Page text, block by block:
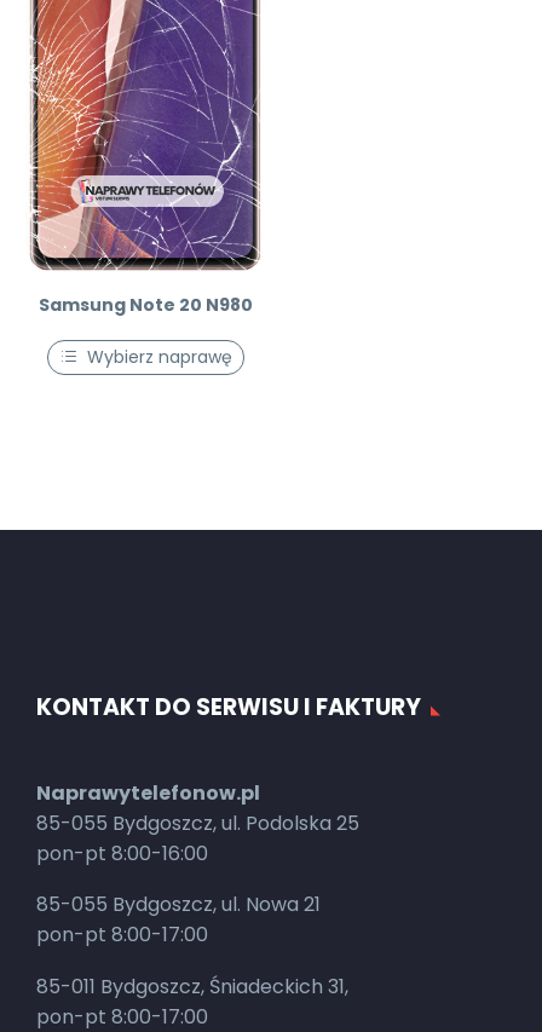
Samsung Note 20 N980
Wybierz naprawę
KONTAKT DO SERWISU I FAKTURY
Naprawytelefonow.pl
85-055 Bydgoszcz, ul. Podolska 25
pon-pt 8:00-16:00
85-055 Bydgoszcz, ul. Nowa 21
pon-pt 8:00-17:00
85-011 Bydgoszcz, Śniadeckich 31,
pon-pt 8:00-17:00